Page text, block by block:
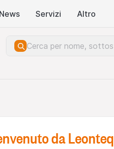
News Servizi Altro
da Leonteq